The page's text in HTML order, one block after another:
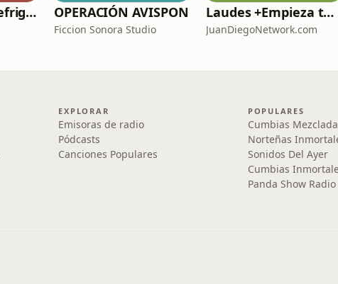
Hablemos de Refrigeración con Quimobásicos OPERACIÓN AVISPON
Ficcion Sonora Studio
Laudes +Empieza tu día en oración junto con toda la Iglesia+
JuanDiegoNetwork.com
EXPLORAR
Emisoras de radio
Pódcasts
Canciones Populares
POPULARES
Cumbias
Norteñas
Sonidos Del Ayer
Cumbias
Panda Show Radio